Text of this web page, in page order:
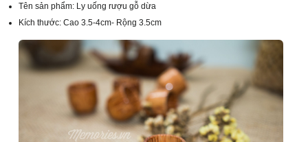
Tên sản phẩm: Ly uống rượu gỗ dừa
Kích thước: Cao 3.5-4cm- Rộng 3.5cm